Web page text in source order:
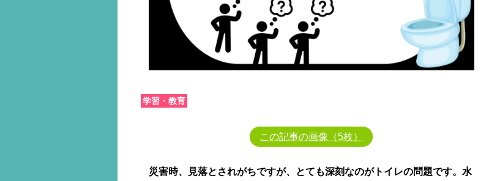
学習・教育
この記事の画像（5枚）
災害時、見落とされがちですが、とても深刻なのがトイレの問題です。水